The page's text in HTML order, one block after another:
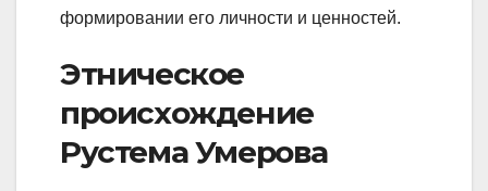
формировании его личности и ценностей.
Этническое
происхождение
Рустема Умерова